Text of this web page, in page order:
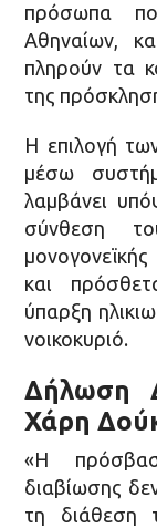
πρόσωπα
Αθηναίων,
πληρούν τα
της
Η επιλογή
μέσω
λαμβάνει
σύνθεση
και
ύπαρξη
νοικοκυριό.
Δήλωση
Χάρη
«Η
διαβίωσης
τη διάθεση